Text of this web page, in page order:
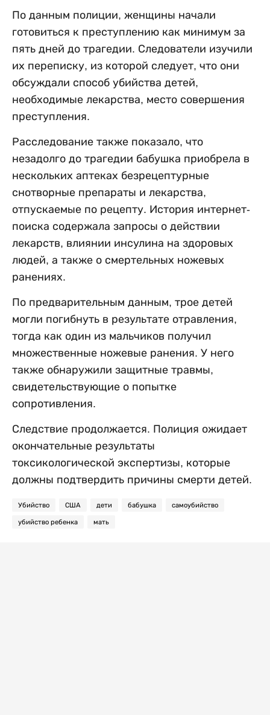
По данным полиции, женщины начали
готовиться к преступлению как минимум за
пять дней до трагедии. Следователи изучили
их переписку, из которой следует, что они
обсуждали способ убийства детей,
необходимые лекарства, место совершения
преступления.
Расследование также показало, что
незадолго до трагедии бабушка приобрела в
нескольких аптеках безрецептурные
снотворные препараты и лекарства,
отпускаемые по рецепту. История интернет-
поиска содержала запросы о действии
лекарств, влиянии инсулина на здоровых
людей, а также о смертельных ножевых
ранениях.
По предварительным данным, трое детей
могли погибнуть в результате отравления,
тогда как один из мальчиков получил
множественные ножевые ранения. У него
также обнаружили защитные травмы,
свидетельствующие о попытке
сопротивления.
Следствие продолжается. Полиция ожидает
окончательные результаты
токсикологической экспертизы, которые
должны подтвердить причины смерти детей.
Убийство США дети бабушка самоубийство
убийство ребенка мать